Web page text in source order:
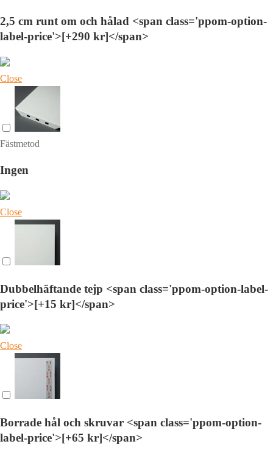
2,5 cm runt om och hålad <span class='ppom-option-
label-price'>[+290 kr]</span>
Close
Fästmetod
Ingen
Close
Dubbelhäftande tejp <span class='ppom-option-label-
price'>[+15 kr]</span>
Close
Borrade hål och skruvar <span class='ppom-option-
label-price'>[+65 kr]</span>